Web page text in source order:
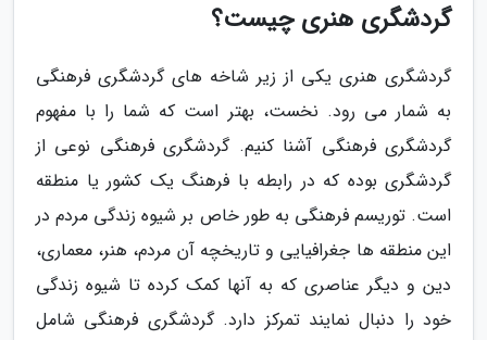
گردشگری هنری چیست؟
گردشگری هنری یکی از زیر شاخه های گردشگری فرهنگی
به شمار می رود. نخست، بهتر است که شما را با مفهوم
گردشگری فرهنگی آشنا کنیم. گردشگری فرهنگی نوعی از
گردشگری بوده که در رابطه با فرهنگ یک کشور یا منطقه
است. توریسم فرهنگی به طور خاص بر شیوه زندگی مردم در
این منطقه ها جغرافیایی و تاریخچه آن مردم، هنر، معماری،
دین و دیگر عناصری که به آنها کمک کرده تا شیوه زندگی
خود را دنبال نمایند تمرکز دارد. گردشگری فرهنگی شامل